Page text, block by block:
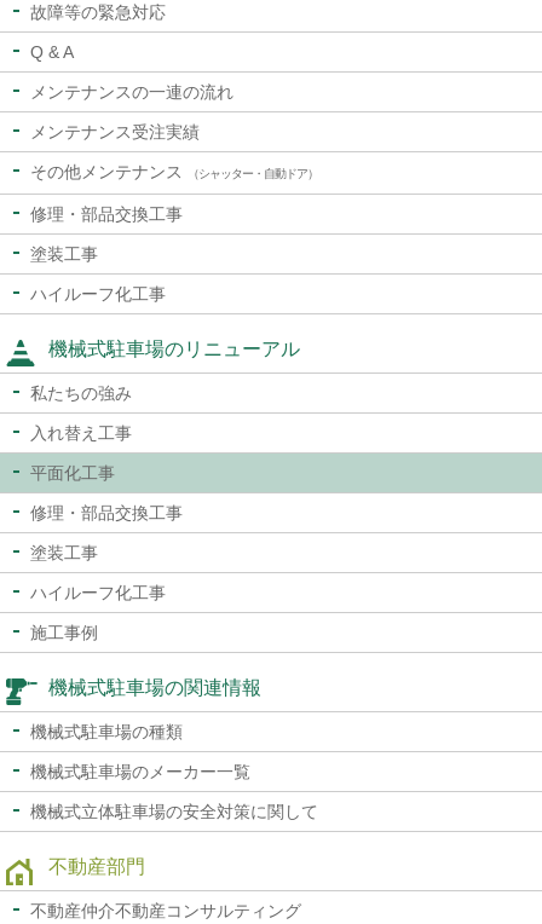
故障等の緊急対応
Q & A
メンテナンスの一連の流れ
メンテナンス受注実績
その他メンテナンス （シャッター・自動ドア）
修理・部品交換工事
塗装工事
ハイルーフ化工事
機械式駐車場のリニューアル
私たちの強み
入れ替え工事
平面化工事
修理・部品交換工事
塗装工事
ハイルーフ化工事
施工事例
機械式駐車場の関連情報
機械式駐車場の種類
機械式駐車場のメーカー一覧
機械式立体駐車場の安全対策に関して
不動産部門
不動産仲介不動産コンサルティング